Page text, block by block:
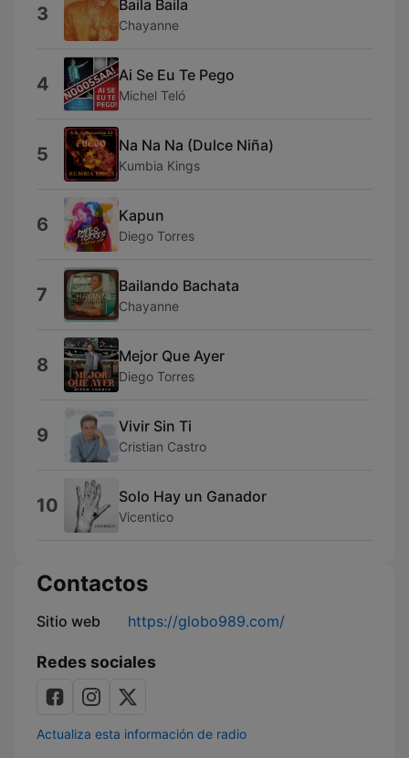
3 Baila Baila
Chayanne
4 Ai Se Eu Te Pego
Michel Teló
5 Na Na Na (Dulce Niña)
Kumbia Kings
6 Kapun
Diego Torres
7 Bailando Bachata
Chayanne
8 Mejor Que Ayer
Diego Torres
9 Vivir Sin Ti
Cristian Castro
10 Solo Hay un Ganador
Vicentico
Contactos
Sitio web https://globo989.com/
Redes sociales
Actualiza esta información de radio